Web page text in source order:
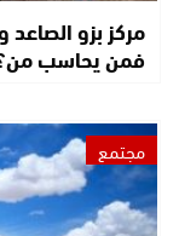
مركز بزو
فمن يحاسب
مجتمع